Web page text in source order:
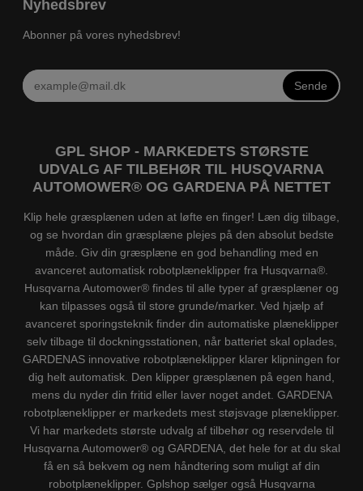
Nyhedsbrev
Abonner på vores nyhedsbrev!
Sende
GPL SHOP - MARKEDETS STØRSTE
UDVALG AF TILBEHØR TIL HUSQVARNA
AUTOMOWER® OG GARDENA PÅ NETTET
Klip hele græsplænen uden at løfte en finger! Læn dig tilbage,
og se hvordan din græsplæne plejes på den absolut bedste
måde. Giv din græsplæne en god behandling med en
avanceret automatisk robotplæneklipper fra Husqvarna®.
Husqvarna Automower® findes til alle typer af græsplæner og
kan tilpasses også til store grunde/marker. Ved hjælp af
avanceret sporingsteknik finder din automatiske plæneklipper
selv tilbage til dockningsstationen, når batteriet skal oplades,
GARDENAS innovative robotplæneklipper klarer klipningen for
dig helt automatisk. Den klipper græsplænen på egen hand,
mens du nyder din fritid eller laver noget andet. GARDENA
robotplæneklipper er markedets mest støjsvage plæneklipper.
Vi har markedets største udvalg af tilbehør og reservdele til
Husqvarna Automower® og GARDENA, det hele for at du skal
få en så bekvem og nem håndtering som muligt af din
robotplæneklipper. Gplshop sælger også Husqvarna